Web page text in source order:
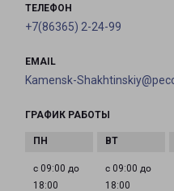
ТЕЛЕФОН
+7(86365) 2-24-99
EMAIL
Kamensk-
ГРАФИК РАБОТЫ
с 09:00 до
18:00
с 09:00 до
18:00